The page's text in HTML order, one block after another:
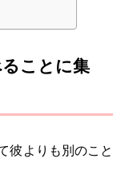
ことに集
彼よりも別のこと